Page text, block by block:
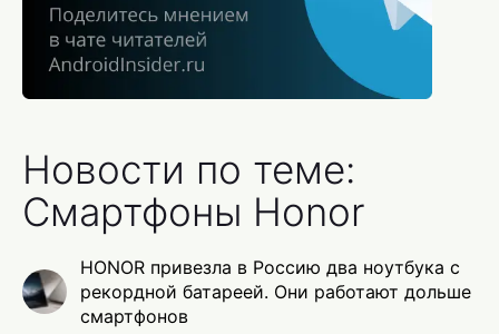
Новости по теме:
Смартфоны Honor
HONOR привезла в Россию два ноутбука с
рекордной батареей. Они работают дольше
смартфонов